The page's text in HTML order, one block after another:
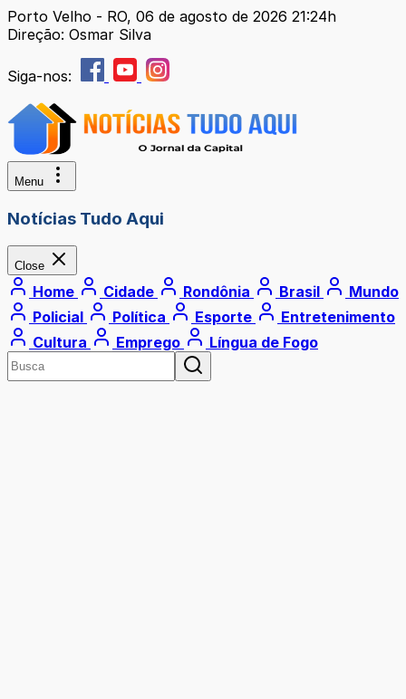
Porto Velho - RO, 06 de agosto de 2026 21:24h
Direção: Osmar Silva
Siga-nos:
Menu
Notícias Tudo Aqui
Close
Home Cidade Rondônia Brasil
Mundo
Policial
Política Esporte
Entretenimento
Cultura
Emprego Língua de Fogo